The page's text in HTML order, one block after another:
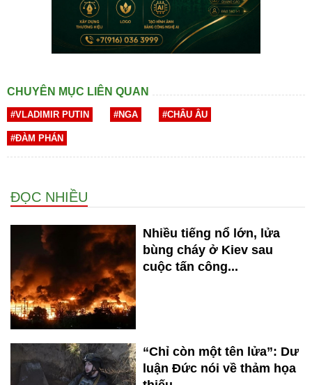
CHUYÊN MỤC LIÊN QUAN
#VLADIMIR PUTIN #NGA #CHÂU ÂU
#ĐÀM PHÁN
ĐỌC NHIỀU
Nhiều tiếng nổ lớn, lửa
bùng cháy ở Kiev sau
cuộc tấn công...
“Chỉ còn một tên lửa”: Dư
luận Đức nói về thảm họa